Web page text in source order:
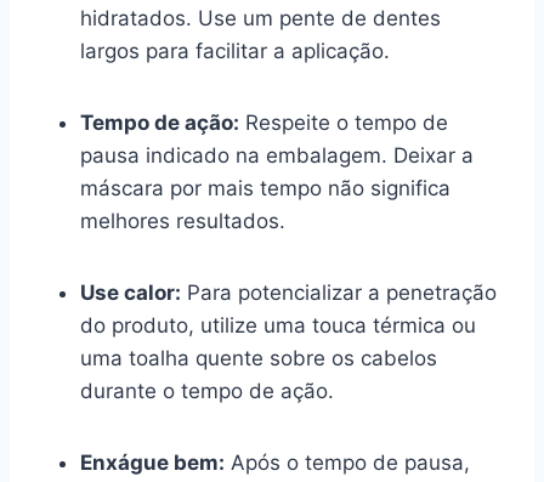
hidratados. Use um pente de dentes
largos para facilitar a aplicação.
Tempo de ação: Respeite o tempo de
pausa indicado na embalagem. Deixar a
máscara por mais tempo não significa
melhores resultados.
Use calor: Para potencializar a penetração
do produto, utilize uma touca térmica ou
uma toalha quente sobre os cabelos
durante o tempo de ação.
Enxágue bem: Após o tempo de pausa,